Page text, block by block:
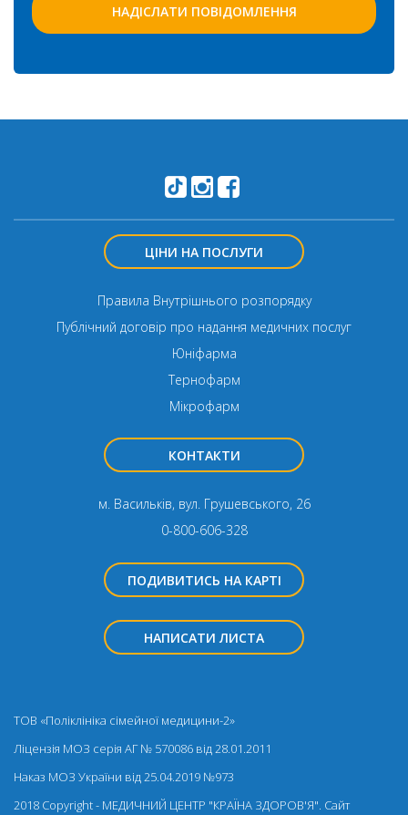
ЦІНИ НА ПОСЛУГИ
Правила Внутрішнього розпорядку
Публічний договір про надання медичних послуг
Юніфарма
Тернофарм
Мікрофарм
КОНТАКТИ
м. Васильків, вул. Грушевського, 26
0-800-606-328
ПОДИВИТИСЬ НА КАРТІ
НАПИСАТИ ЛИСТА
ТОВ «Поліклініка сімейної медицини-2»
Ліцензія МОЗ серія АГ № 570086 від 28.01.2011
Наказ МОЗ України від 25.04.2019 №973
2018 Copyright - МЕДИЧНИЙ ЦЕНТР "КРАЇНА ЗДОРОВ'Я". Cайт